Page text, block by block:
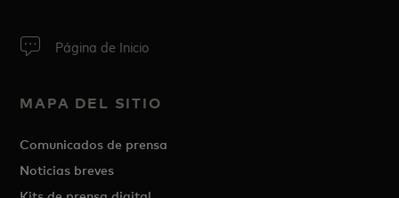
Página de Inicio
MAPA DEL SITIO
Comunicados de prensa
Noticias breves